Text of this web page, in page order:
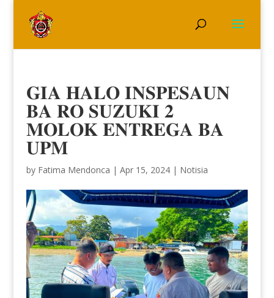
𝐆𝐈𝐀 𝐇𝐀𝐋𝐎 𝐈𝐍𝐒𝐏𝐄𝐒𝐀𝐔𝐍
𝐁𝐀 𝐑𝐎 𝐒𝐔𝐙𝐔𝐊𝐈 𝟐
𝐌𝐎𝐋𝐎𝐊 𝐄𝐍𝐓𝐑𝐄𝐆𝐀 𝐁𝐀
𝐔𝐏𝐌
by Fatima Mendonca | Apr 15, 2024| Notisia